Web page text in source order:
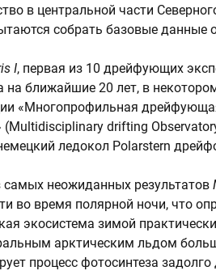
в центральной части
собрать базовые данные
I, первая из 10 дрейфующих
на ближайшие 20 лет, в
«Многопрофильная
(Multidisciplinary drifting
ледокол Polarstern
неожиданных результатов
во время полярной ночи, что
экосистема зимой
арктическим льдом
процесс фотосинтеза